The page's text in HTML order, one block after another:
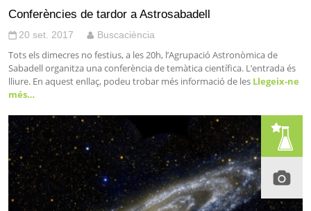
Conferències de tardor a Astrosabadell
20 set. 2017 Buscaciència
Tots els dimecres no festius, a les 20h, l’Agrupació Astronòmica de
Sabadell organitza una conferència de temàtica científica. L’entrada és
lliure. En aquest enllaç, podeu trobar més informació de les Llegeix-ne
més…